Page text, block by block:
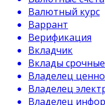
Валютный курс
Варрант
Верификация
Вкладчик
Вклады срочные
Владелец
Владелец
Владелец